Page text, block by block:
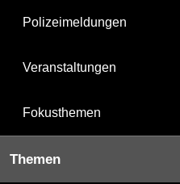
Polizeimeldungen
Veranstaltungen
Fokusthemen
Themen